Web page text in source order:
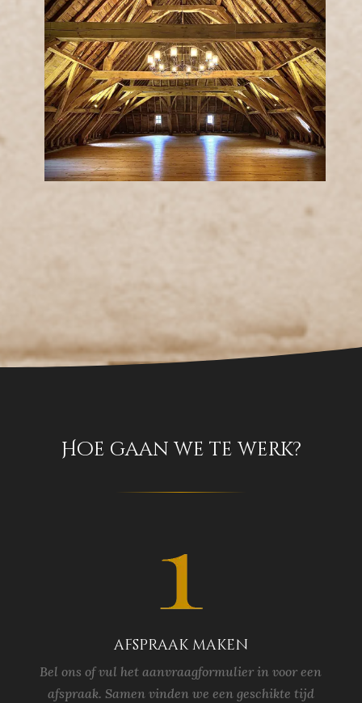
Hoe gaan we te werk?
afspraak maken
Bel ons of vul het aanvraagformulier in voor een
afspraak. Samen vinden we een geschikte tijd